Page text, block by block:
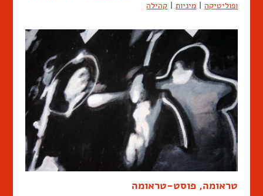
ופוליטיקה | מיניות | קהילה
טראומה, פוסט-טראומה